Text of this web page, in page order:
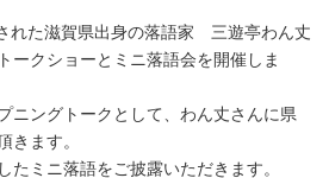
れた滋賀県出身の落語家 三遊亭わん丈
ークショーとミニ落語会を開催しま
ニングトークとして、わん丈さんに県
きます。
ミニ落語をご披露いただきます。